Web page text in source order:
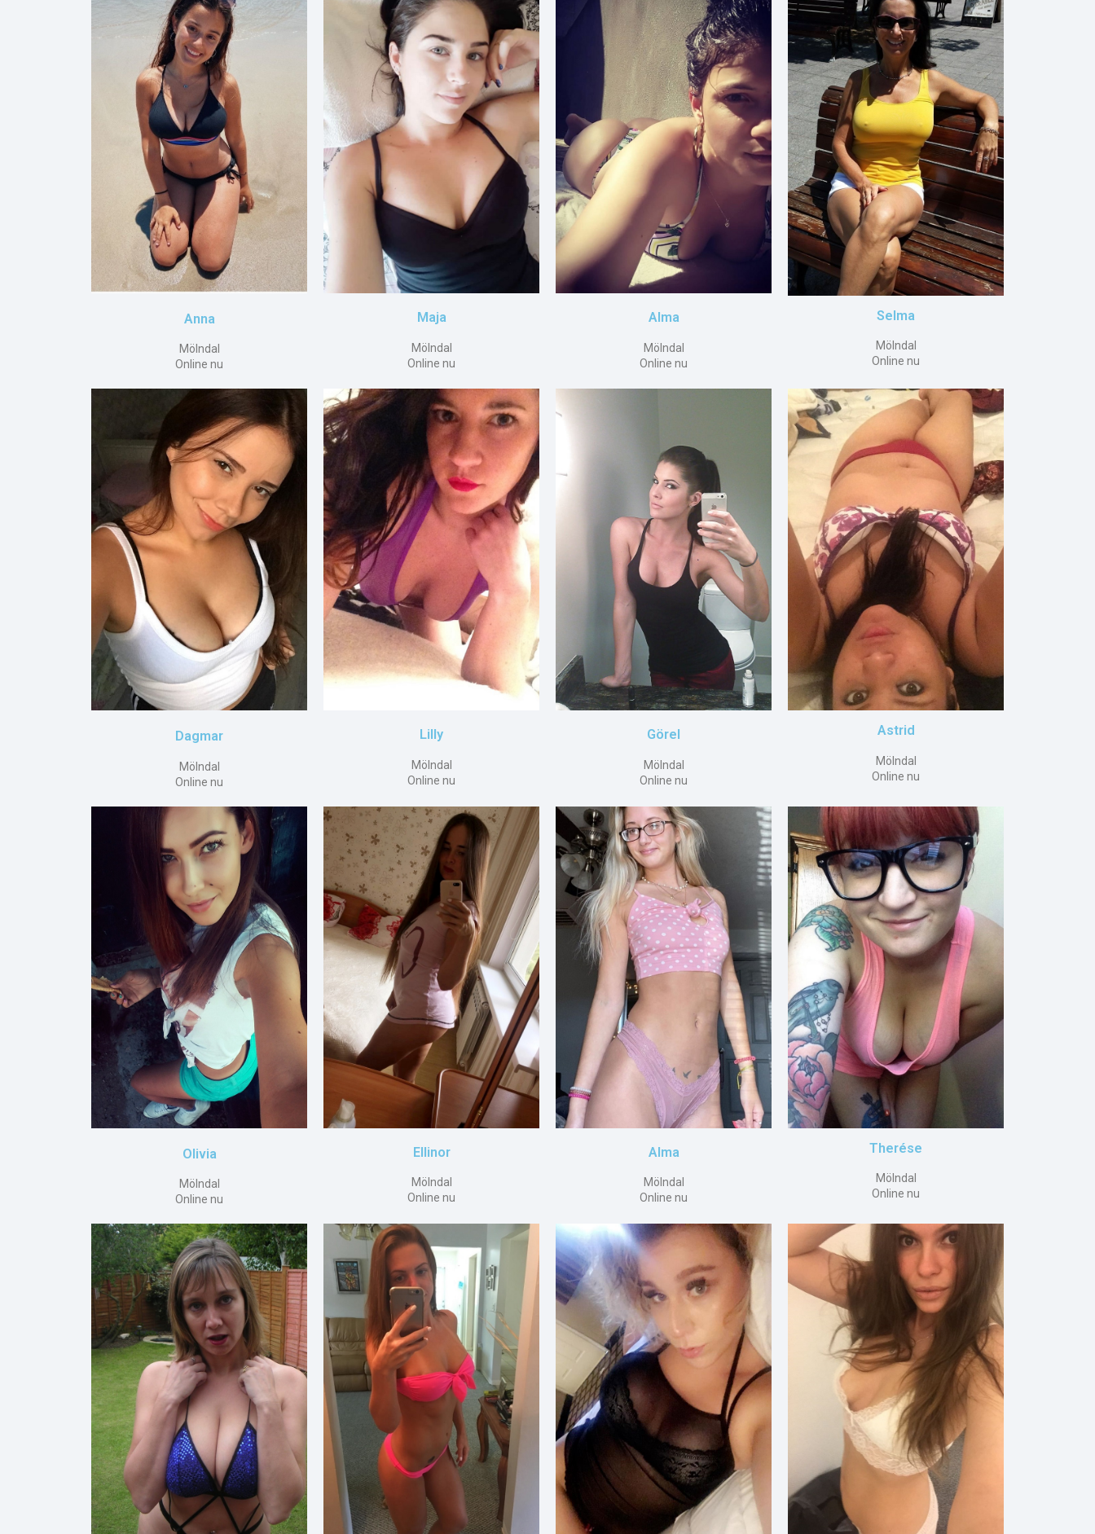
Anna
Mölndal
Online nu
Maja
Mölndal
Online nu
Alma
Mölndal
Online nu
Selma
Mölndal
Online nu
Dagmar
Mölndal
Online nu
Lilly
Mölndal
Online nu
Görel
Mölndal
Online nu
Astrid
Mölndal
Online nu
Olivia
Mölndal
Online nu
Ellinor
Mölndal
Online nu
Alma
Mölndal
Online nu
Therése
Mölndal
Online nu